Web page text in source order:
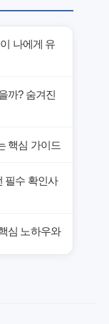
나에게 유
까? 숨겨진
핵심 가이드
필수 확인사
심 노하우와